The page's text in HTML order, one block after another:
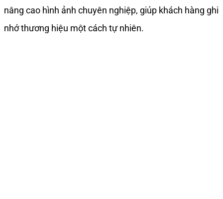
nâng cao hình ảnh chuyên nghiệp, giúp khách hàng ghi
nhớ thương hiệu một cách tự nhiên.